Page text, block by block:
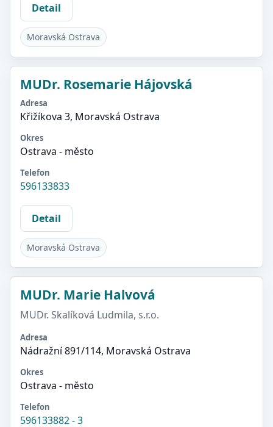
Detail
Moravská Ostrava
MUDr. Rosemarie Hájovská
Adresa
Křižíkova 3, Moravská Ostrava
Okres
Ostrava - město
Telefon
596133833
Detail
Moravská Ostrava
MUDr. Marie Halvová
MUDr. Skalíková Ludmila, s.r.o.
Adresa
Nádražní 891/114, Moravská Ostrava
Okres
Ostrava - město
Telefon
596133882 - 3